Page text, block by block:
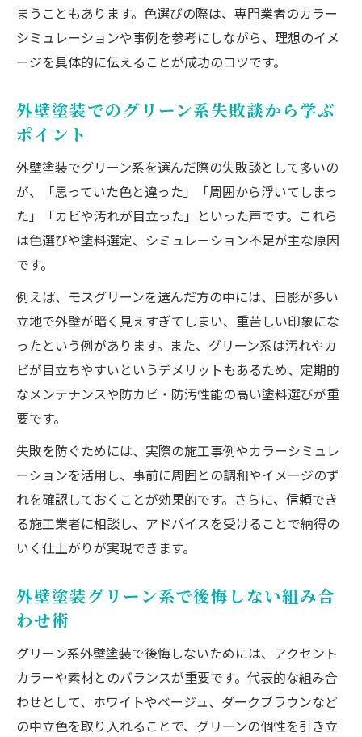
まうこともあります。色選びの際は、専門業者のカラー
シミュレーションや事例を参考にしながら、理想のイメ
ージを具体的に伝えることが成功のコツです。
外壁塗装でのグリーン系失敗談から学ぶ
ポイント
外壁塗装でグリーン系を選んだ際の失敗談として多いの
が、「思っていた色と違った」「周囲から浮いてしまっ
た」「カビや汚れが目立った」といった声です。これら
は色選びや塗料選定、シミュレーション不足が主な原因
です。
例えば、モスグリーンを選んだ方の中には、日影が多い
立地で外壁が暗く見えすぎてしまい、重苦しい印象にな
ったという例があります。また、グリーン系は汚れやカ
ビが目立ちやすいというデメリットもあるため、定期的
なメンテナンスや防カビ・防汚性能の高い塗料選びが重
要です。
失敗を防ぐためには、実際の施工事例やカラーシミュレ
ーションを活用し、事前に周囲との調和やイメージのず
れを確認しておくことが効果的です。さらに、信頼でき
る施工業者に相談し、アドバイスを受けることで納得の
いく仕上がりが実現できます。
外壁塗装グリーン系で後悔しない組み合
わせ術
グリーン系外壁塗装で後悔しないためには、アクセント
カラーや素材とのバランスが重要です。代表的な組み合
わせとして、ホワイトやベージュ、ダークブラウンなど
の中立色を取り入れることで、グリーンの個性を引き立